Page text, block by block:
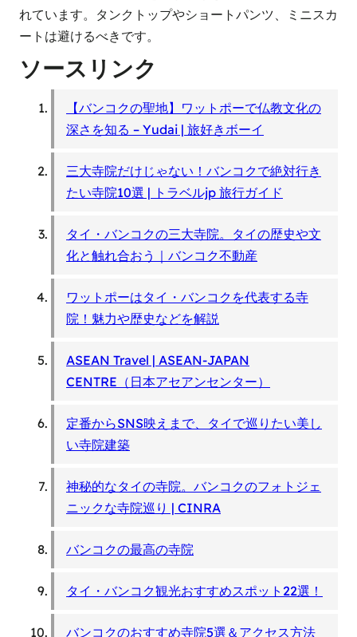
れています。タンクトップやショートパンツ、ミニスカ
ートは避けるべきです。
ソースリンク
【バンコクの聖地】ワットポーで仏教文化の
深さを知る – Yudai | 旅好きボーイ
三大寺院だけじゃない！バンコクで絶対行き
たい寺院10選 | トラベルjp 旅行ガイド
タイ・バンコクの三大寺院。タイの歴史や文
化と触れ合おう｜バンコク不動産
ワットポーはタイ・バンコクを代表する寺
院！魅力や歴史などを解説
ASEAN Travel | ASEAN-JAPAN
CENTRE（日本アセアンセンター）
定番からSNS映えまで、タイで巡りたい美し
い寺院建築
神秘的なタイの寺院。バンコクのフォトジェ
ニックな寺院巡り | CINRA
バンコクの最高の寺院
タイ・バンコク観光おすすめスポット22選！
バンコクのおすすめ寺院5選＆アクセス方法